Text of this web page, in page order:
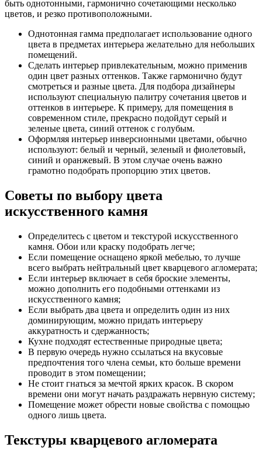
быть однотонными, гармонично сочетающими несколько
цветов, и резко противоположными.
Однотонная гамма предполагает использование одного
цвета в предметах интерьера желательно для небольших
помещений.
Сделать интерьер привлекательным, можно применив
один цвет разных оттенков. Также гармонично будут
смотреться и разные цвета. Для подбора дизайнеры
используют специальную палитру сочетания цветов и
оттенков в интерьере. К примеру, для помещения в
современном стиле, прекрасно подойдут серый и
зеленые цвета, синий оттенок с голубым.
Оформляя интерьер инверсионными цветами, обычно
используют: белый и черный, зеленый и фиолетовый,
синий и оранжевый. В этом случае очень важно
грамотно подобрать пропорцию этих цветов.
Советы по выбору цвета
искусственного камня
Определитесь с цветом и текстурой искусственного
камня. Обои или краску подобрать легче;
Если помещение оснащено яркой мебелью, то лучше
всего выбрать нейтральный цвет кварцевого агломерата;
Если интерьер включает в себя броские элементы,
можно дополнить его подобными оттенками из
искусственного камня;
Если выбрать два цвета и определить один из них
доминирующим, можно придать интерьеру
аккуратность и сдержанность;
Кухне подходят естественные природные цвета;
В первую очередь нужно ссылаться на вкусовые
предпочтения того члена семьи, кто больше времени
проводит в этом помещении;
Не стоит гнаться за мечтой ярких красок. В скором
времени они могут начать раздражать нервную систему;
Помещение может обрести новые свойства с помощью
одного лишь цвета.
Текстуры кварцевого агломерата